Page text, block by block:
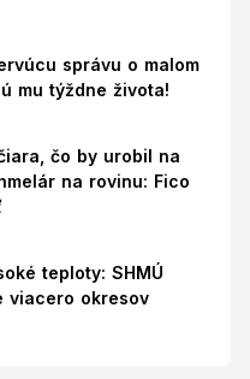
správu o malom
mu týždne života!
čo by urobil na
na rovinu: Fico
teploty: SHMÚ
viacero okresov